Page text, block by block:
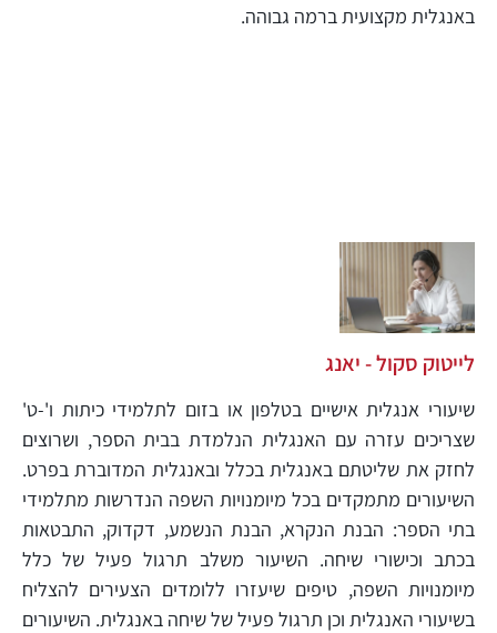
באנגלית מקצועית ברמה גבוהה.
לייטוק סקול - יאנג
שיעורי אנגלית אישיים בטלפון או בזום לתלמידי כיתות ו'-ט'
שצריכים עזרה עם האנגלית הנלמדת בבית הספר, ושרוצים
לחזק את שליטתם באנגלית בכלל ובאנגלית המדוברת בפרט.
השיעורים מתמקדים בכל מיומנויות השפה הנדרשות מתלמידי
בתי הספר: הבנת הנקרא, הבנת הנשמע, דקדוק, התבטאות
בכתב וכישורי שיחה. השיעור משלב תרגול פעיל של כלל
מיומנויות השפה, טיפים שיעזרו ללומדים הצעירים להצליח
בשיעורי האנגלית וכן תרגול פעיל של שיחה באנגלית. השיעורים